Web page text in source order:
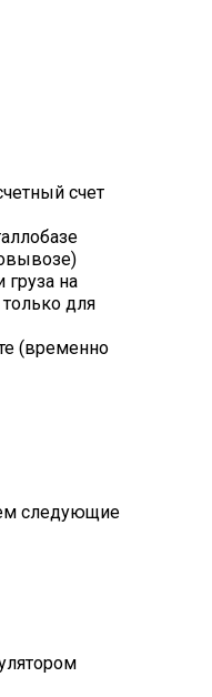
счет
на
для
(временно
следующие